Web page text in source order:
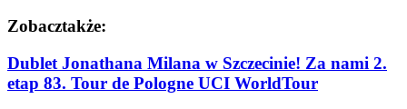
Zobacztakże:
Dublet Jonathana Milana w Szczecinie! Za nami 2.
etap 83. Tour de Pologne UCI WorldTour